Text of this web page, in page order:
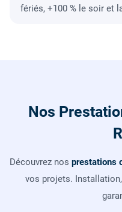
fériés, +100 % le soir et
Nos
Découvrez nos prestations
vos projets.